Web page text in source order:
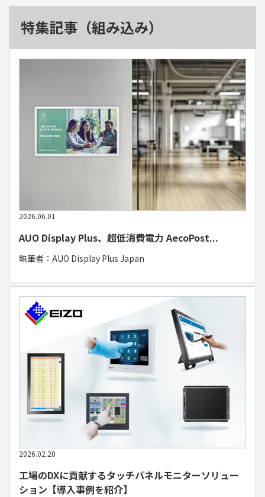
クチコミ
特集記事
ツール/設備
特集記事（組み込み）
2026.06.01
AUO Display Plus、超低消費電力 AecoPost...
執筆者：AUO Display Plus Japan
2026.02.20
工場のDXに貢献するタッチパネルモニターソリュー
ション【導入事例を紹介】